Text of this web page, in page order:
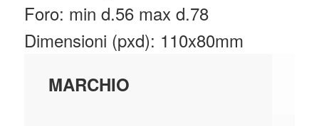
Foro: min d.56 max d.78
Dimensioni (pxd): 110x80mm
MARCHIO